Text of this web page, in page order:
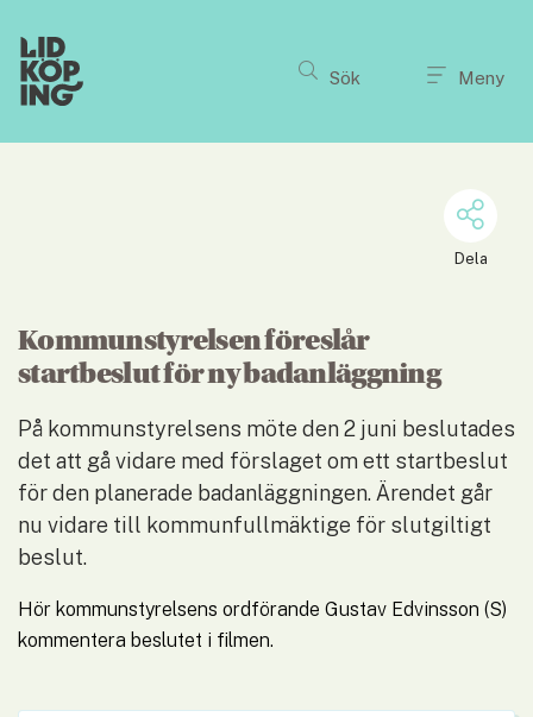
Sök Meny
Dela
Kommunstyrelsen föreslår
startbeslut för ny badanläggning
På kommunstyrelsens möte den 2 juni beslutades
det att gå vidare med förslaget om ett startbeslut
för den planerade badanläggningen. Ärendet går
nu vidare till kommunfullmäktige för slutgiltigt
beslut.
Hör kommunstyrelsens ordförande Gustav Edvinsson (S)
kommentera beslutet i filmen.